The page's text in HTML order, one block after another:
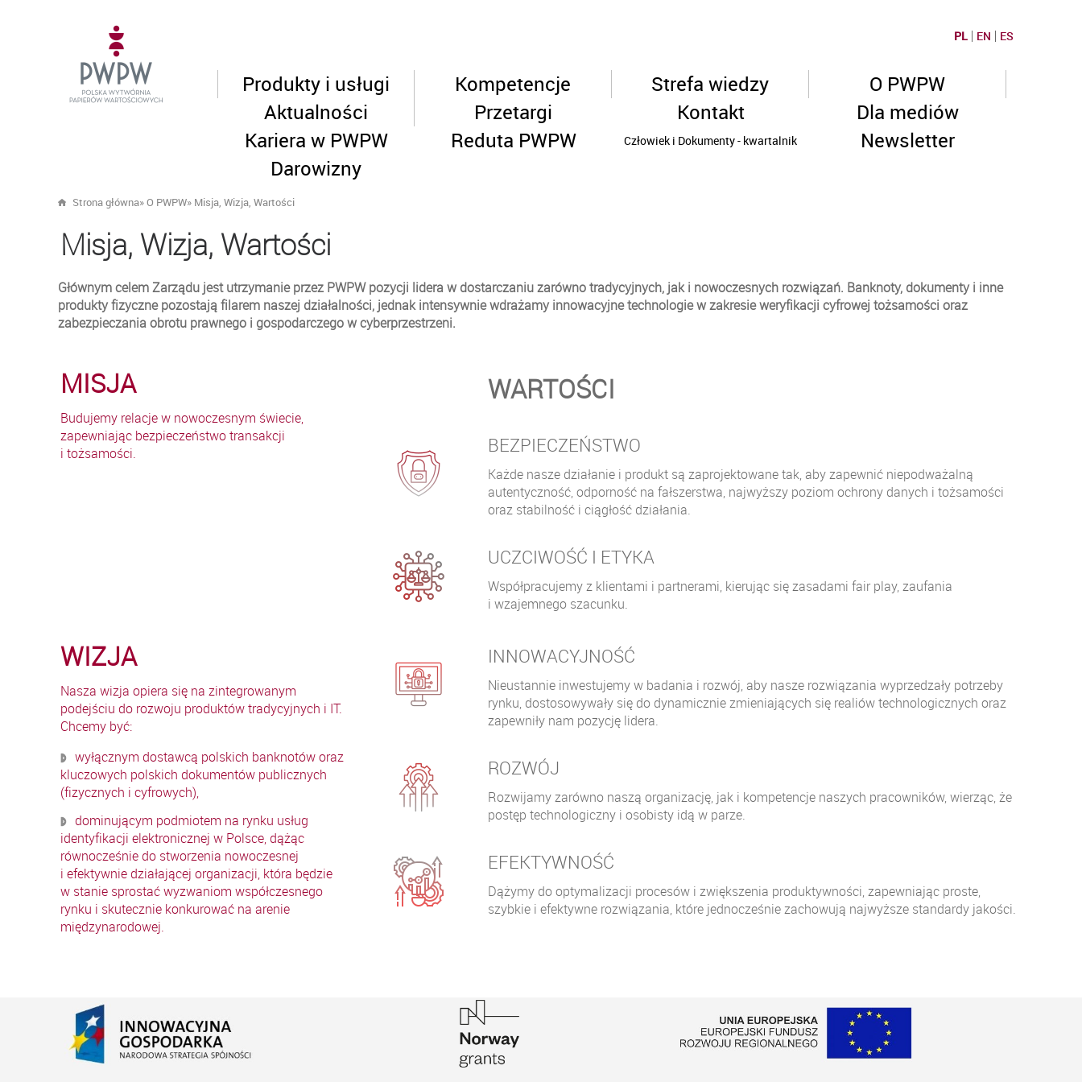
PL EN ES
Produkty i usługi Kompetencje Strefa wiedzy
O PWPW
Aktualności
Przetargi Kontakt
Dla mediów
Kariera w PWPW
Reduta PWPW Człowiek i Dokumenty - kwartalnik
Newsletter
Darowizny
Strona główna»O PWPW» Misja, Wizja, Wartości
Misja, Wizja, Wartości
Głównym celem Zarządu jest utrzymanie przez PWPW pozycji lidera w dostarczaniu zarówno tradycyjnych, jak i nowoczesnych rozwiązań. Banknoty, dokumenty i inne
produkty fizyczne pozostają filarem naszej działalności, jednak intensywnie wdrażamy innowacyjne technologie w zakresie weryfikacji cyfrowej tożsamości oraz
zabezpieczania obrotu prawnego i gospodarczego w cyberprzestrzeni.
MISJA
Budujemy relacje w nowoczesnym świecie,
zapewniając bezpieczeństwo transakcji
i tożsamości.
WARTOŚCI
BEZPIECZEŃSTWO
Każde nasze działanie i produkt są zaprojektowane tak, aby zapewnić niepodważalną
autentyczność, odporność na fałszerstwa, najwyższy poziom ochrony danych i tożsamości
oraz stabilność i ciągłość działania.
UCZCIWOŚĆ I ETYKA
Współpracujemy z klientami i partnerami, kierując się zasadami fair play, zaufania
i wzajemnego szacunku.
WIZJA
Nasza wizja opiera się na zintegrowanym
podejściu do rozwoju produktów tradycyjnych i IT.
Chcemy być:
wyłącznym dostawcą polskich banknotów oraz
kluczowych polskich dokumentów publicznych
(fizycznych i cyfrowych),
dominującym podmiotem na rynku usług
identyfikacji elektronicznej w Polsce, dążąc
równocześnie do stworzenia nowoczesnej
i efektywnie działającej organizacji, która będzie
w stanie sprostać wyzwaniom współczesnego
rynku i skutecznie konkurować na arenie
międzynarodowej.
INNOWACYJNOŚĆ
Nieustannie inwestujemy w badania i rozwój, aby nasze rozwiązania wyprzedzały potrzeby
rynku, dostosowywały się do dynamicznie zmieniających się realiów technologicznych oraz
zapewniły nam pozycję lidera.
ROZWÓJ
Rozwijamy zarówno naszą organizację, jak i kompetencje naszych pracowników, wierząc, że
postęp technologiczny i osobisty idą w parze.
EFEKTYWNOŚĆ
Dążymy do optymalizacji procesów i zwiększenia produktywności, zapewniając proste,
szybkie i efektywne rozwiązania, które jednocześnie zachowują najwyższe standardy jakości.